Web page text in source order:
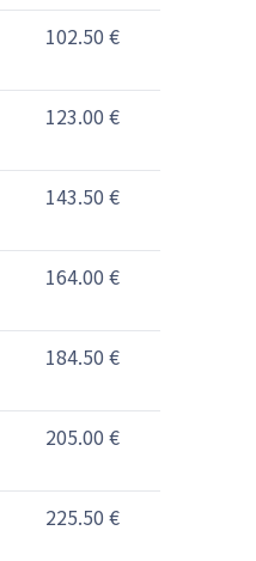
102.50 €
123.00 €
143.50 €
164.00 €
184.50 €
205.00 €
225.50 €